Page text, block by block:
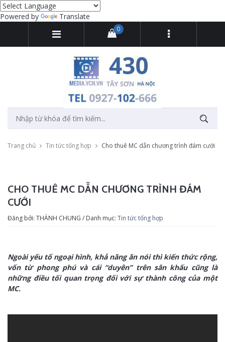
Powered by Translate
0
Trang chủ Tin tức tổng hợp Cho thuê MC dẫn chương trình đám cưới
CHO THUÊ MC DẪN CHƯƠNG TRÌNH ĐÁM
CƯỚI
Đăng bởi: THÀNH CHUNG / Danh mục: Tin tức tổng hợp
Ngoài yếu tố ngoại hình, khả năng ăn nói thì kiến thức rộng,
vốn từ phong phú và cái “duyên” trên sân khấu cũng là
những điều tối quan trọng đối với sự thành công của một
MC.